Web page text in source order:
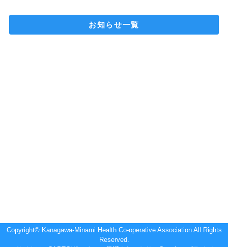
お知らせ一覧
Copyright© Kanagawa-Minami Health Co-operative Association All Rights
Reserved.